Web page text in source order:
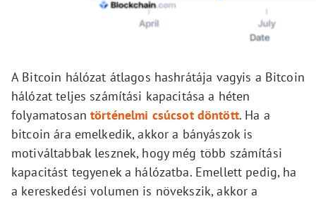
A Bitcoin hálózat átlagos hashrátája vagyis a Bitcoin
hálózat teljes számítási kapacitása a héten
folyamatosan történelmi csúcsot döntött. Ha a
bitcoin ára emelkedik, akkor a bányászok is
motiváltabbak lesznek, hogy még több számítási
kapacitást tegyenek a hálózatba. Emellett pedig, ha
a kereskedési volumen is növekszik, akkor a